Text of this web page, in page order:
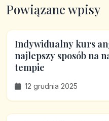
Powiązane wpisy
Indywidualny kurs
najlepszy sposób na
tempie
12 grudnia 2025